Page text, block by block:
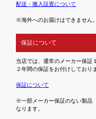
配送・搬入設置について
※海外へのお届けはできません。
保証について
当店では、通常のメーカー保証
２年間の保証をお付けしており
保証について
※一部メーカー保証のない製品
なります。